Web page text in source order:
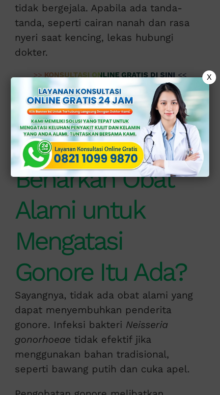
tidak bergejala. Apabila ada tanda-
tanda, seperti cairan nanah dan rasa
nyeri saat kencing, lekas hubungi
dokter.
>> KONSULTASI ONLINE GRATIS DI SINI <<
Daftar isi
Benarkah Obat Alami untuk Mengatasi Gonore Itu Ada?
Pantangan Selama Penyembuhan Gonore
Konsultasikan Obat yang Ampuh di Klinik Apollo jika Alami Gonore
Benarkah Obat
Alami untuk
Mengatasi
Gonore Itu Ada?
Sayangnya, tidak ada obat alami yang
dapat menyembuhkan penderita
gonore. Infeksi bakteri Neisseria
gonorhoeae tidak efektif jika
menggunakan bahan tradisional,
seperti bawang putih dan cuka apel.
X